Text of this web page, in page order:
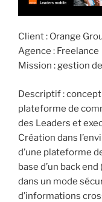
Client : Orange
Agence : Freelance
Mission : gestion
Descriptif :
plateforme de
des Leaders et
Création dans
d’une plateforme
base d’un back
dans un mode
d’informations